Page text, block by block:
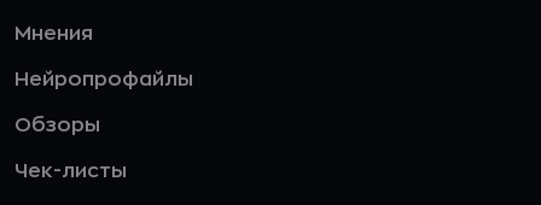
Мнения
Нейропрофайлы
Обзоры
Чек-листы